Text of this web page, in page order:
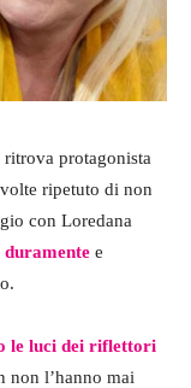
ritrova protagonista
ripetuto di non
con Loredana
duramente e
le luci dei riflettori
non l’hanno mai